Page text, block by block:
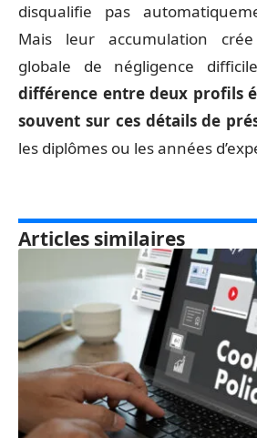
disqualifie pas
Mais leur accumulation
globale de négligence
différence entre deux profils
souvent sur ces détails de
les diplômes ou les années
Articles similaires